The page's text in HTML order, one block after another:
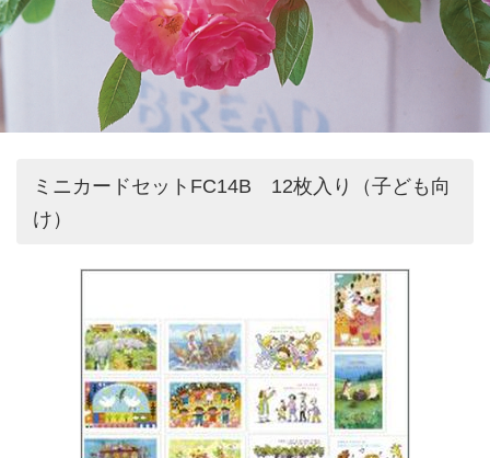
ミニカードセットFC14B 12枚入り（子ども向
け）